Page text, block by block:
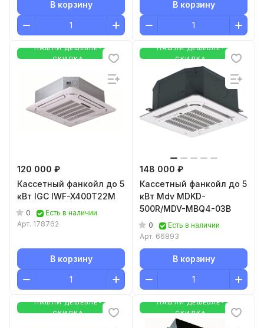
В корзину В корзину
НАШЛИ ДЕШЕВЛЕ-
СКИДКА
120 000 ₽
Кассетный фанкойл до 5
кВт IGC IWF-X400T22M
0
Есть в наличии
Арт. 178762
В корзину
НАШЛИ ДЕШЕВЛЕ-
СКИДКА
148 000 ₽
Кассетный фанкойл до 5
кВт Mdv MDKD-
500R/MDV-MBQ4-03B
0
Есть в наличии
Арт. 66893
В корзину
НАШЛИ ДЕШЕВЛЕ-
СКИДКА
НАШЛИ ДЕШЕВЛЕ-
СКИДКА